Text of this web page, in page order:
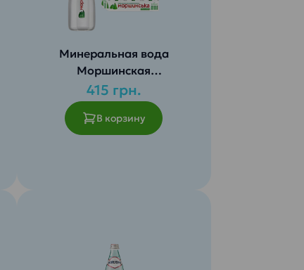
Минеральная вода
Моршинская
слабогазированная (0,5л х
6шт, стекло)
415 грн.
В корзину